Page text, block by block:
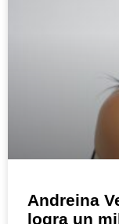
Andreina
logra un